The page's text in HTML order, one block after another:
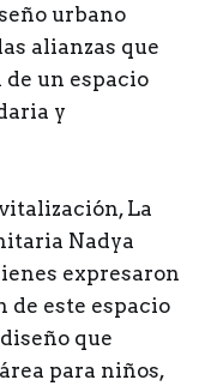
urbano
alianzas que
un espacio
y
La
Nadya
expresaron
de este espacio
que
para niños,